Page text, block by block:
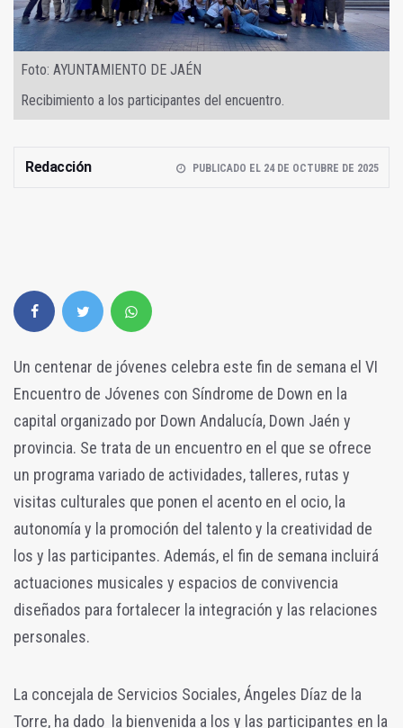
Foto: AYUNTAMIENTO DE JAÉN
Recibimiento a los participantes del encuentro.
Redacción PUBLICADO EL 24 DE OCTUBRE DE 2025
Un centenar de jóvenes celebra este fin de semana el VI
Encuentro de Jóvenes con Síndrome de Down en la
capital organizado por Down Andalucía, Down Jaén y
provincia. Se trata de un encuentro en el que se ofrece
un programa variado de actividades, talleres, rutas y
visitas culturales que ponen el acento en el ocio, la
autonomía y la promoción del talento y la creatividad de
los y las participantes. Además, el fin de semana incluirá
actuaciones musicales y espacios de convivencia
diseñados para fortalecer la integración y las relaciones
personales.
La concejala de Servicios Sociales, Ángeles Díaz de la
Torre, ha dado la bienvenida a los y las participantes en la